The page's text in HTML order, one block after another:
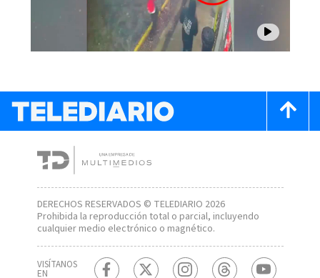
DERECHOS RESERVADOS © TELEDIARIO 2026
Prohibida la reproducción total o parcial, incluyendo
cualquier medio electrónico o magnético.
VISÍTANOS
EN